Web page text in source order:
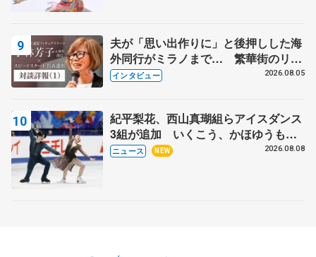
夫が「思い出作りに」と後押しした海
外同行がミラノまで… 繁華街のリン
クでは不良のお兄さんも味方に 小林
インタビュー 2026.08.05
紀平梨花、西山真瑚組らアイスダンス
3組が追加 いくこう、かほゆうも、
木下グループ杯
ニュース NEW 2026.08.08